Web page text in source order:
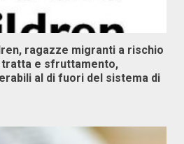
ragazze migranti a rischio
tratta e sfruttamento,
al di fuori del sistema di